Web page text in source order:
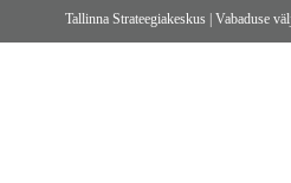
Tallinna Strateegiakeskus |Vabaduse